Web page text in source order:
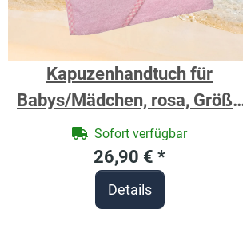
Kapuzenhandtuch für
Babys/Mädchen, rosa, Größe
ca. 80 x 80 cm, Motiv
Steuerrad, Frottee in
Baumwolle, bestickt
personalisierbar mit Namen
Sofort verfügbar
26,90 € *
Details